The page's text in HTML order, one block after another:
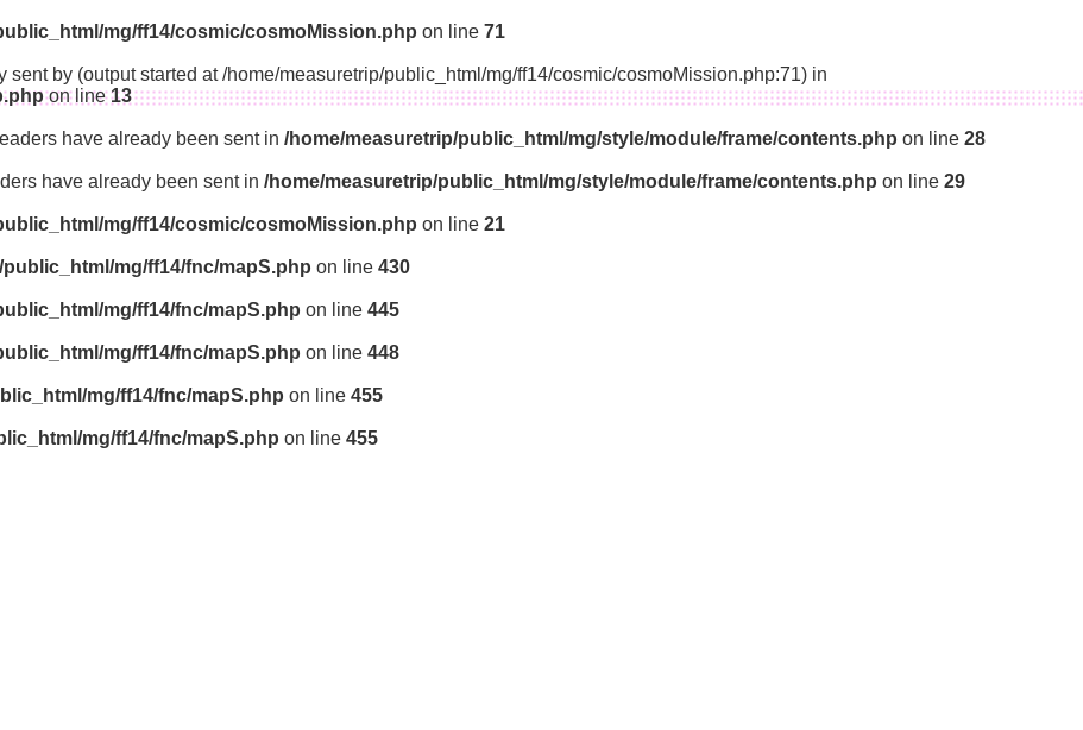
mg/ff14/cosmic/cosmoMission.php on line 71
by (output started at /home/measuretrip/public_html/mg/ff14/cosmic/cosmoMission.php:71) in
on line13
have already been sent in /home/measuretrip/public_html/mg/style/module/frame/contents.php on line 28
have already been sent in /home/measuretrip/public_html/mg/style/module/frame/contents.php on line 29
mg/ff14/cosmic/cosmoMission.php on line 21
mg/ff14/fnc/mapS.php on line 430
mg/ff14/fnc/mapS.php on line 445
mg/ff14/fnc/mapS.php on line 448
mg/ff14/fnc/mapS.php on line 455
mg/ff14/fnc/mapS.php on line 455